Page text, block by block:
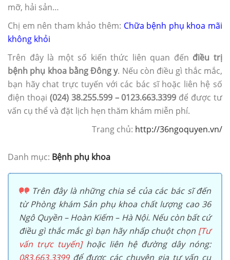
mỡ, hải sản…
Chị em nên tham khảo thêm: Chữa bệnh phụ khoa mãi
không khỏi
Trên đây là một số kiến thức liên quan đến điều trị
bệnh phụ khoa bằng Đông y. Nếu còn điều gì thắc mắc,
bạn hãy chat trực tuyến với các bác sĩ hoặc liên hệ số
điện thoại (024) 38.255.599 – 0123.663.3399 để được tư
vấn cụ thể và đặt lịch hẹn thăm khám miễn phí.
Trang chủ: http://36ngoquyen.vn/
Danh mục: Bệnh phụ khoa
Trên đây là những chia sẻ của các bác sĩ đến
từ Phòng khám Sản phụ khoa chất lượng cao 36
Ngô Quyền – Hoàn Kiếm – Hà Nội. Nếu còn bất cứ
điều gì thắc mắc gì bạn hãy nhấp chuột chọn [Tư
vấn trực tuyến]hoặc liên hệ đường dây nóng:
083.663.3399để được các chuyên gia tư vấn cụ